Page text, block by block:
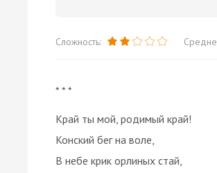
Сложность:
* * *
Край ты мой, родимый край!
Конский бег на воле,
В небе крик орлиных стай,